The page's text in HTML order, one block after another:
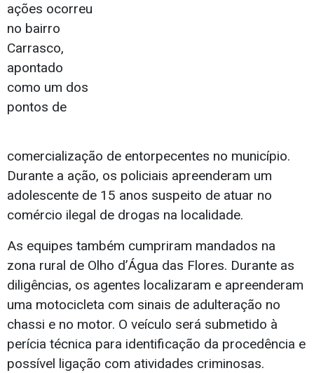
ações ocorreu
no bairro
Carrasco,
apontado
como um dos
pontos de
comercialização de entorpecentes no município.
Durante a ação, os policiais apreenderam um
adolescente de 15 anos suspeito de atuar no
comércio ilegal de drogas na localidade.
As equipes também cumpriram mandados na
zona rural de Olho d’Água das Flores. Durante as
diligências, os agentes localizaram e apreenderam
uma motocicleta com sinais de adulteração no
chassi e no motor. O veículo será submetido à
perícia técnica para identificação da procedência e
possível ligação com atividades criminosas.